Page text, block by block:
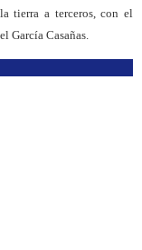
tierra a terceros, con el
García Casañas.